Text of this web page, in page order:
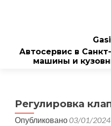
Автосервис в
машины и
Регулировка
Опубликовано03/01/2024